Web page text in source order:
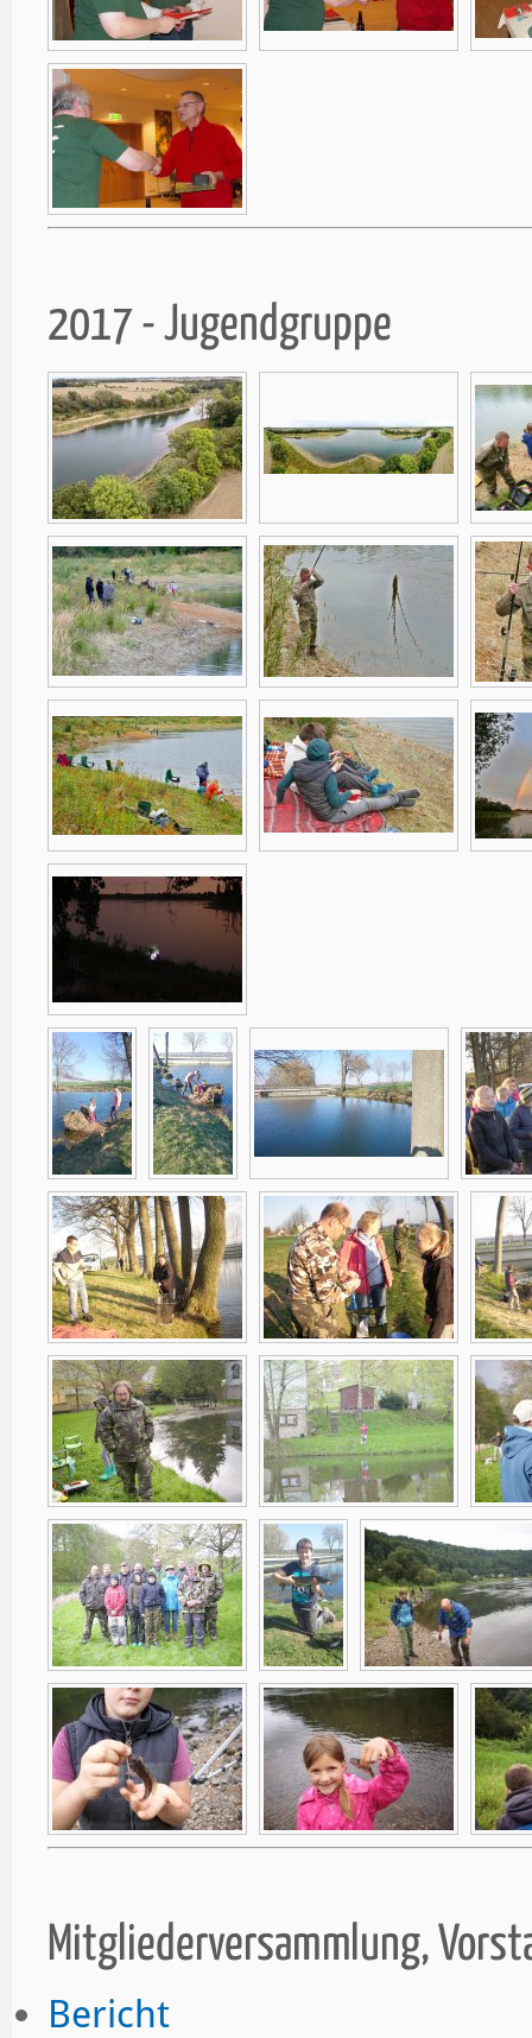
2017 - Jugendgruppe
Mitgliederversammlung,
Bericht